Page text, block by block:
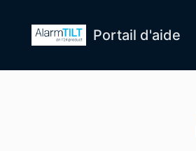
Portail d'aide